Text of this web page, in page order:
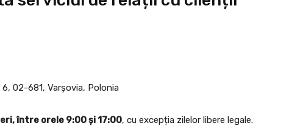
02-681, Varșovia, Polonia
între orele 9:00 și 17:00, cu excepția zilelor libere legale.